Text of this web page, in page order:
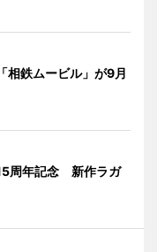
相鉄ムービル」が9月
周年記念 新作ラガ